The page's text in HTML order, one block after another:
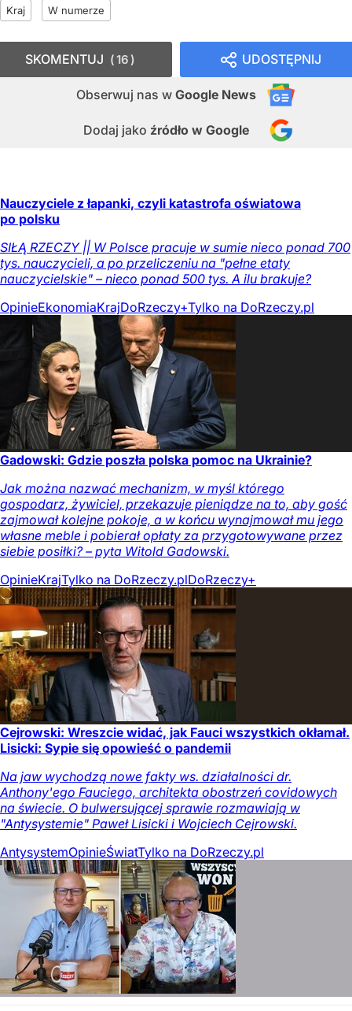
Kraj W numerze
UDOSTĘPNIJ
Obserwuj nas w Google News
Dodaj jako źródło w Google
SKOMENTUJ 16
Nauczyciele z łapanki, czyli katastrofa oświatowa
po polsku
SIŁĄ RZECZY || W Polsce pracuje w sumie nieco ponad 700
tys. nauczycieli, a po przeliczeniu na "pełne etaty
nauczycielskie" – nieco ponad 500 tys. A ilu brakuje?
OpinieEkonomiaKrajDoRzeczy+Tylko na DoRzeczy.pl
Gadowski: Gdzie poszła polska pomoc na Ukrainie?
Jak można nazwać mechanizm, w myśl którego
gospodarz, żywiciel, przekazuje pieniądze na to, aby gość
zajmował kolejne pokoje, a w końcu wynajmował mu jego
własne meble i pobierał opłaty za przygotowywane przez
siebie posiłki? – pyta Witold Gadowski.
OpinieKrajTylko na DoRzeczy.plDoRzeczy+
Cejrowski: Wreszcie widać, jak Fauci wszystkich okłamał.
Lisicki: Sypie się opowieść o pandemii
Na jaw wychodzą nowe fakty ws. działalności dr.
Anthony'ego Fauciego, architekta obostrzeń covidowych
na świecie. O bulwersującej sprawie rozmawiają w
"Antysystemie" Paweł Lisicki i Wojciech Cejrowski.
AntysystemOpinieŚwiatTylko na DoRzeczy.pl